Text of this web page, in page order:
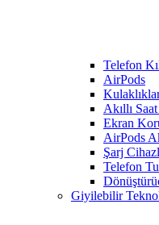
Telefon
AirPods
Akıllı
Ekran
AirPods
Şarj
Telefon
Giyilebilir